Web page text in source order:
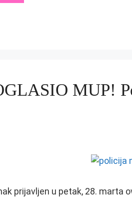
MUP!
prijavljen u petak, 28. marta